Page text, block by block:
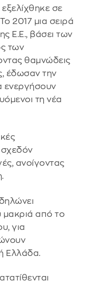
σε
2017 μια σειρά
Ε.Ε., βάσει των
των
θαμνώδεις
έδωσαν την
ενεργήσουν
τη νέα
ανοίγοντας
από το
για
Ελλάδα.